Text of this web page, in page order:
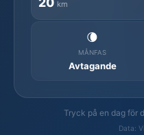
km
🌘
MÅNFAS
Avtagande
Tryck på en dag för
Data: